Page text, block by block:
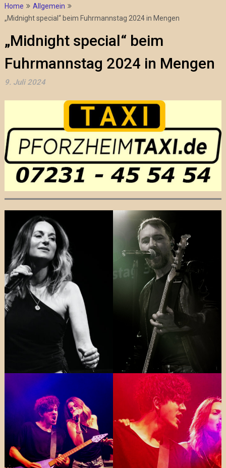
Home
Allgemein
„Midnight special“ beim Fuhrmannstag 2024 in Mengen
„Midnight special“ beim
Fuhrmannstag 2024 in Mengen
9. Juli 2024